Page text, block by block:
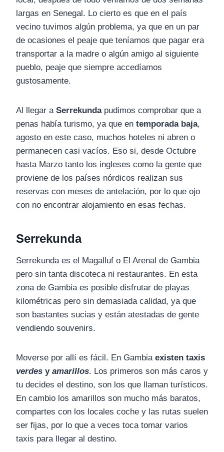
largas en Senegal. Lo cierto es que en el país
vecino tuvimos algún problema, ya que en un par
de ocasiones el peaje que teníamos que pagar era
transportar a la madre o algún amigo al siguiente
pueblo, peaje que siempre accedíamos
gustosamente.
Al llegar a Serrekundapudimos comprobar que a
penas había turismo, ya que en temporada baja,
agosto en este caso, muchos hoteles ni abren o
permanecen casi vacíos. Eso si, desde Octubre
hasta Marzo tanto los ingleses como la gente que
proviene de los países nórdicos realizan sus
reservas con meses de antelación, por lo que ojo
con no encontrar alojamiento en esas fechas.
Serrekunda
Serrekunda es el Magalluf o El Arenal de Gambia
pero sin tanta discoteca ni restaurantes. En esta
zona de Gambia es posible disfrutar de playas
kilométricas pero sin demasiada calidad, ya que
son bastantes sucias y están atestadas de gente
vendiendo souvenirs.
Moverse por allí es fácil. En Gambia existen taxis
verdes y amarillos. Los primeros son más caros y
tu decides el destino, son los que llaman turísticos.
En cambio los amarillos son mucho más baratos,
compartes con los locales coche y las rutas suelen
ser fijas, por lo que a veces toca tomar varios
taxis para llegar al destino.